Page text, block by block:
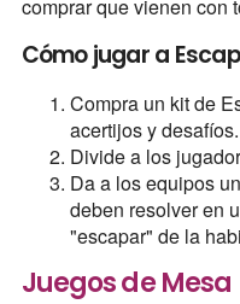
comprar que vienen con
Cómo jugar a
Compra un kit de
acertijos y desafíos.
Divide a los
Da a los equipos
deben resolver en
"escapar" de la
Juegos de Mesa